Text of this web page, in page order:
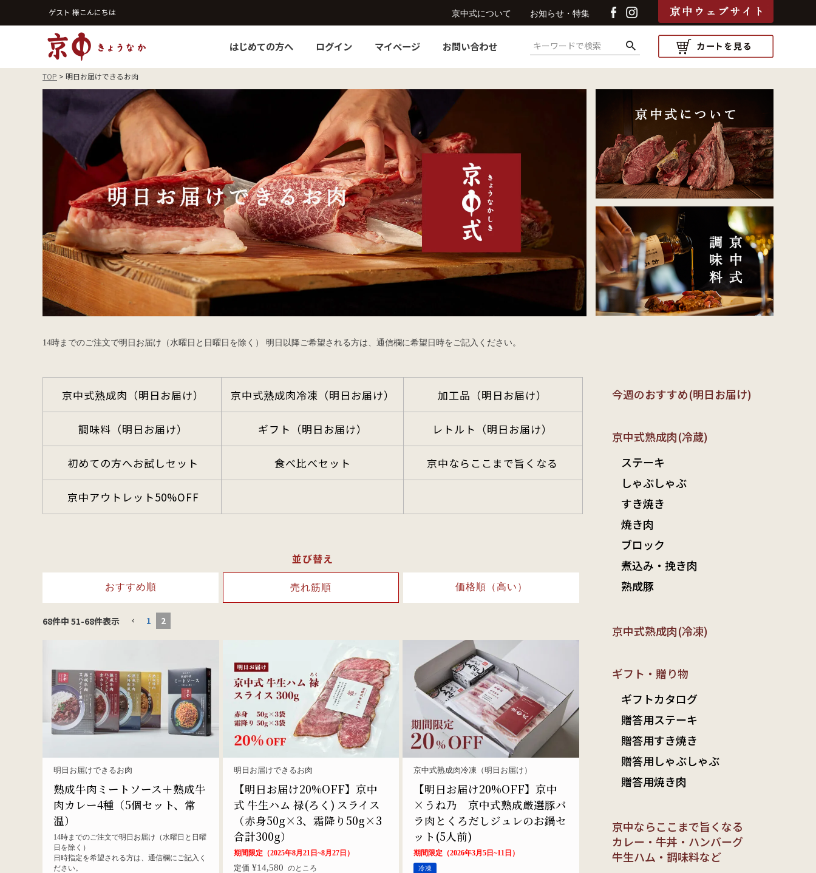
ゲスト 様こんにちは 京中式について お知らせ・特集
はじめての方へ ログイン マイページ お問い合わせ 検索
TOP 明日お届けできるお肉
14時までのご注文で明日お届け（水曜日と日曜日を除く） 明日以降ご希望される方は、通信欄に希望日時をご記入ください。
京中式熟成肉（明日お届け） 京中式熟成肉冷凍（明日お届け） 加工品（明日お届け）
調味料（明日お届け） ギフト（明日お届け） レトルト（明日お届け）
初めての方へお試しセット 食べ比べセット 京中ならここまで旨くなる
京中アウトレット50%OFF
並び替え
おすすめ順 売れ筋順 価格順（高い）
68件中 51-68件表示 1 2
明日お届けできるお肉
熟成牛肉ミートソース＋熟成牛
肉カレー4種（5個セット、常
温）
14時までのご注文で明日お届け（水曜日と日曜
日を除く）
日時指定を希望される方は、通信欄にご記入く
ださい。
明日お届けできるお肉
【明日お届け20%OFF】京中
式 牛生ハム 禄(ろく) スライス
（赤身50g×3、霜降り50g×3
合計300g）
期間限定（2025年8月21日~8月27日）
定価 ¥14,580 のところ
京中式熟成肉冷凍（明日お届け）
【明日お届け20%OFF】京中
×うね乃 京中式熟成厳選豚バ
ラ肉とくろだしジュレのお鍋セ
ット(5人前)
期間限定（2026年3月5日~11日）
冷凍
今週のおすすめ(明日お届け)
京中式熟成肉(冷蔵)
ステーキ
しゃぶしゃぶ
すき焼き
焼き肉
ブロック
煮込み・挽き肉
熟成豚
京中式熟成肉(冷凍)
ギフト・贈り物
ギフトカタログ
贈答用ステーキ
贈答用すき焼き
贈答用しゃぶしゃぶ
贈答用焼き肉
京中ならここまで旨くなる
カレー・牛丼・ハンバーグ
牛生ハム・調味料など